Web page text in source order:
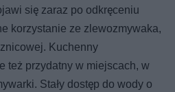
się zaraz po odkręceniu
korzystanie ze zlewozmywaka,
Kuchenny
też przydatny w miejscach, w
Stały dostęp do wody o